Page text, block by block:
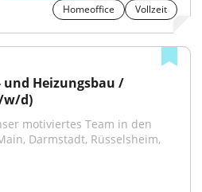
Homeoffice
Vollzeit
und Heizungsbau /
w/d)
motiviertes Team in den
Darmstadt, Rüsselsheim,